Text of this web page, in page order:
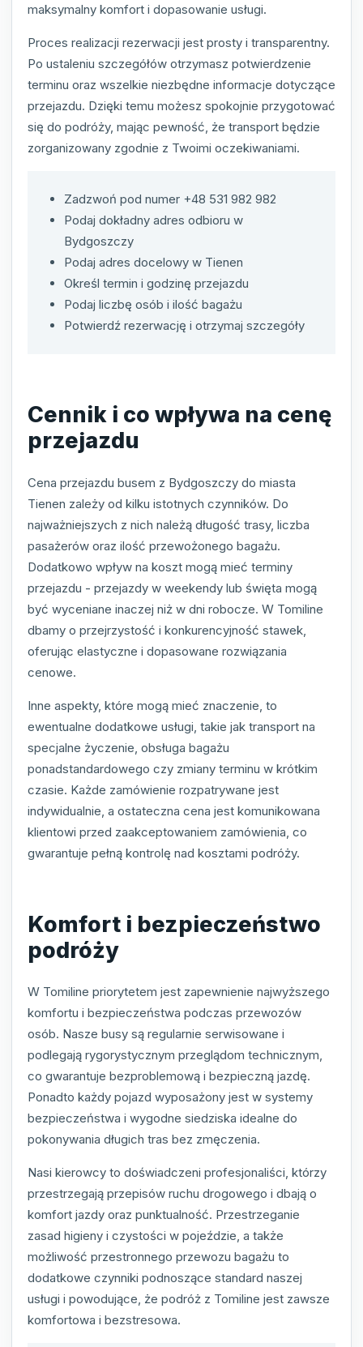
maksymalny komfort i dopasowanie usługi.
Proces realizacji rezerwacji jest prosty i transparentny.
Po ustaleniu szczegółów otrzymasz potwierdzenie
terminu oraz wszelkie niezbędne informacje dotyczące
przejazdu. Dzięki temu możesz spokojnie przygotować
się do podróży, mając pewność, że transport będzie
zorganizowany zgodnie z Twoimi oczekiwaniami.
Zadzwoń pod numer +48 531 982 982
Podaj dokładny adres odbioru w
Bydgoszczy
Podaj adres docelowy w Tienen
Określ termin i godzinę przejazdu
Podaj liczbę osób i ilość bagażu
Potwierdź rezerwację i otrzymaj szczegóły
Cennik i co wpływa na cenę
przejazdu
Cena przejazdu busem z Bydgoszczy do miasta
Tienen zależy od kilku istotnych czynników. Do
najważniejszych z nich należą długość trasy, liczba
pasażerów oraz ilość przewożonego bagażu.
Dodatkowo wpływ na koszt mogą mieć terminy
przejazdu - przejazdy w weekendy lub święta mogą
być wyceniane inaczej niż w dni robocze. W Tomiline
dbamy o przejrzystość i konkurencyjność stawek,
oferując elastyczne i dopasowane rozwiązania
cenowe.
Inne aspekty, które mogą mieć znaczenie, to
ewentualne dodatkowe usługi, takie jak transport na
specjalne życzenie, obsługa bagażu
ponadstandardowego czy zmiany terminu w krótkim
czasie. Każde zamówienie rozpatrywane jest
indywidualnie, a ostateczna cena jest komunikowana
klientowi przed zaakceptowaniem zamówienia, co
gwarantuje pełną kontrolę nad kosztami podróży.
Komfort i bezpieczeństwo
podróży
W Tomiline priorytetem jest zapewnienie najwyższego
komfortu i bezpieczeństwa podczas przewozów
osób. Nasze busy są regularnie serwisowane i
podlegają rygorystycznym przeglądom technicznym,
co gwarantuje bezproblemową i bezpieczną jazdę.
Ponadto każdy pojazd wyposażony jest w systemy
bezpieczeństwa i wygodne siedziska idealne do
pokonywania długich tras bez zmęczenia.
Nasi kierowcy to doświadczeni profesjonaliści, którzy
przestrzegają przepisów ruchu drogowego i dbają o
komfort jazdy oraz punktualność. Przestrzeganie
zasad higieny i czystości w pojeździe, a także
możliwość przestronnego przewozu bagażu to
dodatkowe czynniki podnoszące standard naszej
usługi i powodujące, że podróż z Tomiline jest zawsze
komfortowa i bezstresowa.